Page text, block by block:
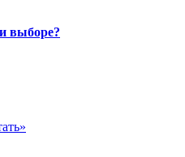
выборе?